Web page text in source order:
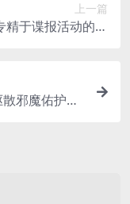
上一篇
精于谍报活动的山
邪魔佑护一